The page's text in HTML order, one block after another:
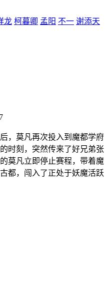
龙 柯暮卿 孟阳 不一 谢添天
，莫凡再次投入到魔都学府
时刻，突然传来了好兄弟张
莫凡立即停止赛程，带着魔
都，闯入了正处于妖魔活跃